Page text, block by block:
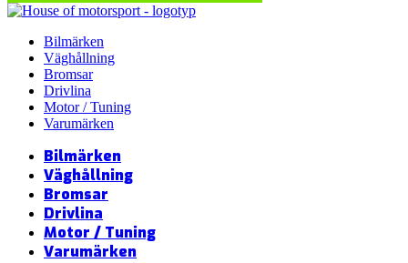
Bilmärken
Väghållning
Bromsar
Drivlina
Motor / Tuning
Varumärken
Bilmärken
Väghållning
Bromsar
Drivlina
Motor / Tuning
Varumärken